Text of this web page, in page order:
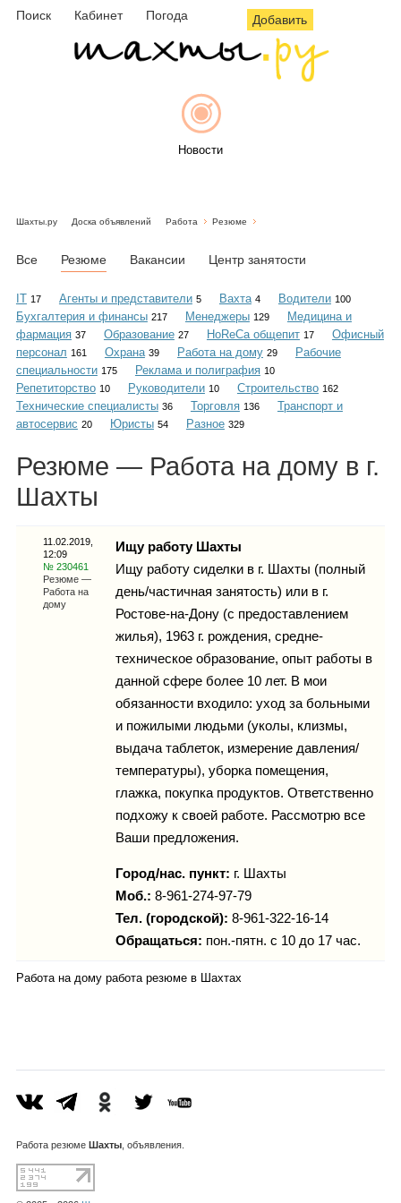
Поиск Кабинет Погода Добавить
Новости
Объявления
Каталог
Гороскоп
Карты
Фотогалерея
Шахты.ру Доска объявлений Работа Резюме
Все Резюме Вакансии Центр занятости
IT 17 Агенты и представители 5 Вахта 4 Водители 100
Бухгалтерия и финансы 217 Менеджеры 129
Медицина и
фармация 37 Образование 27 HoReCa общепит 17
Офисный
персонал 161 Охрана 39 Работа на дому 29
Рабочие
специальности 175 Реклама и полиграфия 10
Репетиторство 10 Руководители 10 Строительство 162
Технические специалисты 36 Торговля 136
Транспорт и
автосервис 20 Юристы 54 Разное 329
Резюме — Работа на дому в г.
Шахты
11.02.2019,
12:09
№ 230461
Резюме —
Работа на
дому
Ищу работу Шахты
Ищу работу сиделки в г. Шахты (полный
день/частичная занятость) или в г.
Ростове-на-Дону (с предоставлением
жилья), 1963 г. рождения, средне-
техническое образование, опыт работы в
данной сфере более 10 лет. В мои
обязанности входило: уход за больными
и пожилыми людьми (уколы, клизмы,
выдача таблеток, измерение давления/
температуры), уборка помещения,
глажка, покупка продуктов. Ответственно
подхожу к своей работе. Рассмотрю все
Ваши предложения.
Город/нас. пункт: г. Шахты
Моб.: 8-961-274-97-79
Тел. (городской): 8-961-322-16-14
Обращаться: пон.-пятн. с 10 до 17 час.
Работа на дому работа резюме в Шахтах
Работа резюме Шахты, объявления.